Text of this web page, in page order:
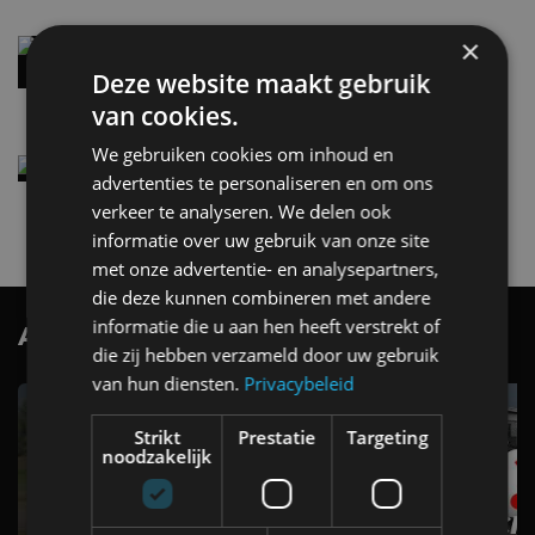
Audi A2 e-Tron mikt op verbruik van 12,8 kWh
4 aug
Elektrische Geely E2 (tijdelijk) net zo goedkoop
als een Renault Twingo
4 aug
AutoRAI.nl TV SUBSCRIBE
×
Deze website maakt gebruik
van cookies.
We gebruiken cookies om inhoud en
advertenties te personaliseren en om ons
verkeer te analyseren. We delen ook
informatie over uw gebruik van onze site
met onze advertentie- en analysepartners,
die deze kunnen combineren met andere
informatie die u aan hen heeft verstrekt of
die zij hebben verzameld door uw gebruik
van hun diensten. Privacybeleid
Strikt
noodzakelijk
Prestatie Targeting